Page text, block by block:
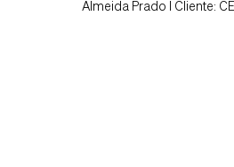
Almeida Prado I Cliente: